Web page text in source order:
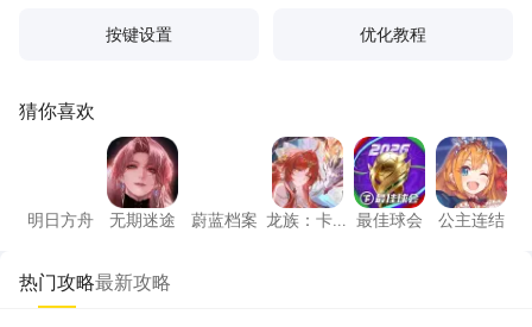
按键设置 优化教程
猜你喜欢
明日方舟
明日方舟
无期迷途
无期迷途
蔚蓝档案
蔚蓝档案
龙族：卡塞尔之门
龙族：卡
最佳球会
最佳球会
公主连
公主连结
热门攻略最新攻略